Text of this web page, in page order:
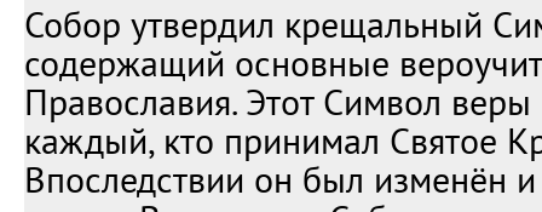
Собор утвердил крещальный
содержащий основные
Православия. Этот Символ
каждый, кто принимал Святое
Впоследствии он был изменён